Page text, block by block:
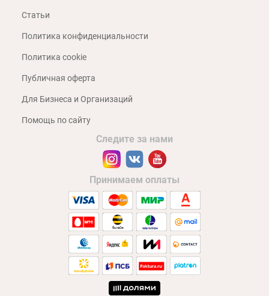
Статьи
Политика конфиденциальности
Политика cookie
Публичная оферта
Для Бизнеса и Организаций
Помощь по сайту
Следите за нами
Принимаем оплаты